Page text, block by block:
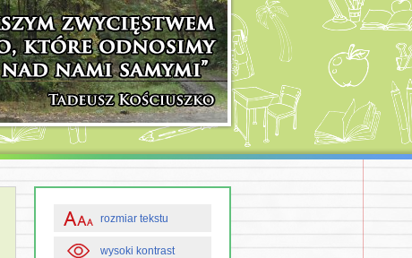
rozmiar tekstu
wysoki kontrast